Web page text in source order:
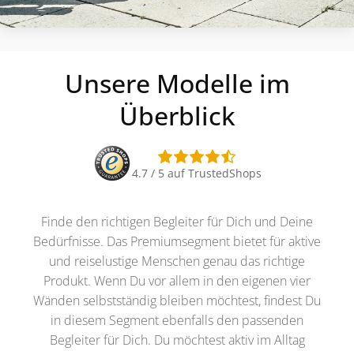
Unsere Modelle im
Überblick
4.7 / 5 auf TrustedShops
Finde den richtigen Begleiter für Dich und Deine
Bedürfnisse. Das Premiumsegment bietet für aktive
und reiselustige Menschen genau das richtige
Produkt. Wenn Du vor allem in den eigenen vier
Wänden selbstständig bleiben möchtest, findest Du
in diesem Segment ebenfalls den passenden
Begleiter für Dich. Du möchtest aktiv im Alltag